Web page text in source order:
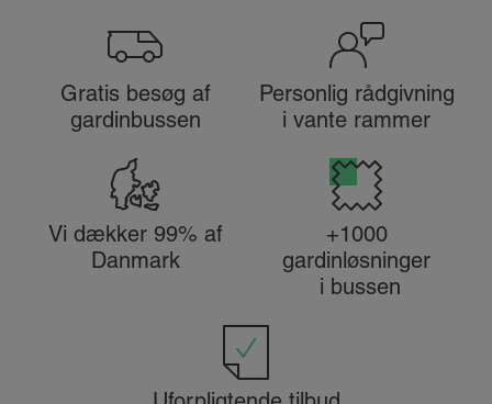
Gratis besøg af
gardinbussen
Personlig rådgivning
i vante rammer
Vi dækker 99% af
Danmark
+1000
gardinløsninger
i bussen